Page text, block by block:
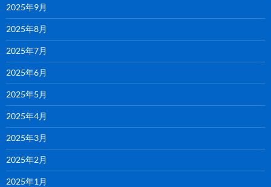
2025年9月
2025年8月
2025年7月
2025年6月
2025年5月
2025年4月
2025年3月
2025年2月
2025年1月